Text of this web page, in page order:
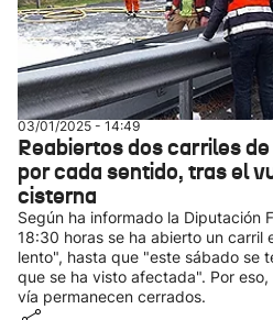
03/01/2025 - 14:49
Reabiertos dos carriles
por cada sentido, tras el
cisterna
Según ha informado la Diputación
18:30 horas se ha abierto un carril
lento", hasta que "este sábado se
que se ha visto afectada". Por
vía permanecen cerrados.